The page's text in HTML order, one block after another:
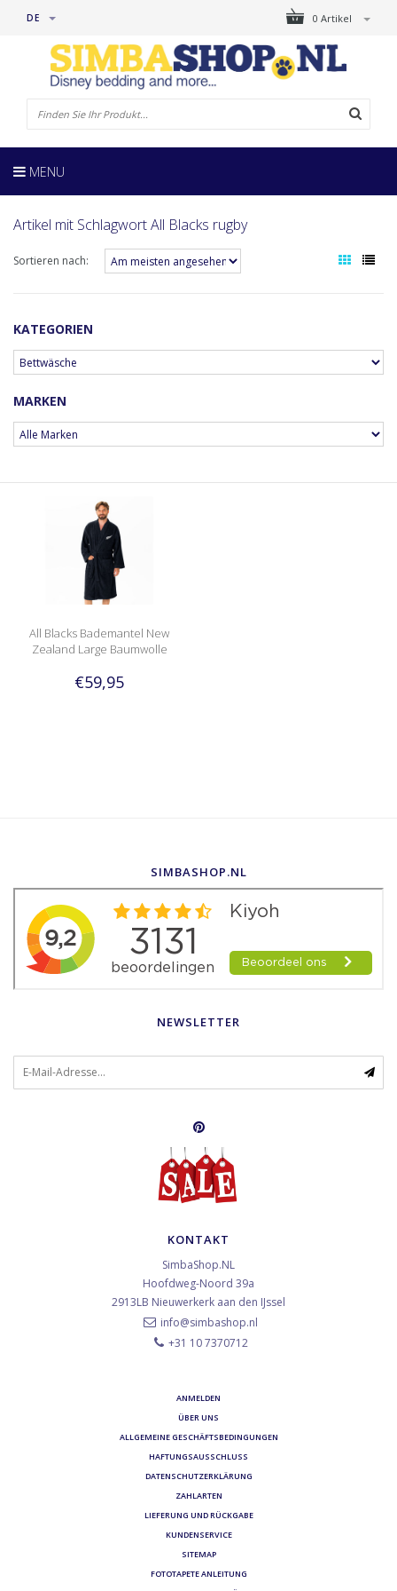
0 Artikel
DE
MENU
Artikel mit Schlagwort All Blacks rugby
Sortieren nach:
KATEGORIEN
MARKEN
All Blacks Bademantel New
Zealand Large Baumwolle
€59,95
SIMBASHOP.NL
NEWSLETTER
KONTAKT
SimbaShop.NL
Hoofdweg-Noord 39a
2913LB Nieuwerkerk aan den IJssel
info@simbashop.nl
+31 10 7370712
ANMELDEN
ÜBER UNS
ALLGEMEINE GESCHÄFTSBEDINGUNGEN
HAFTUNGSAUSSCHLUSS
DATENSCHUTZERKLÄRUNG
ZAHLARTEN
LIEFERUNG UND RÜCKGABE
KUNDENSERVICE
SITEMAP
FOTOTAPETE ANLEITUNG